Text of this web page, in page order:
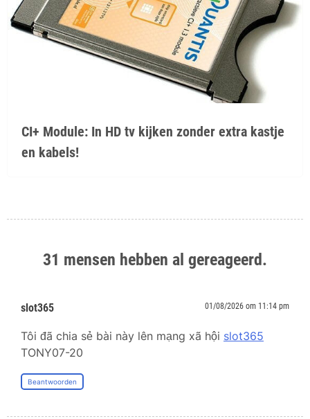
CI+ Module: In HD tv kijken zonder extra kastje
en kabels!
31 mensen hebben al gereageerd.
slot365 01/08/2026 om 11:14 pm
Tôi đã chia sẻ bài này lên mạng xã hội slot365
TONY07-20
Beantwoorden